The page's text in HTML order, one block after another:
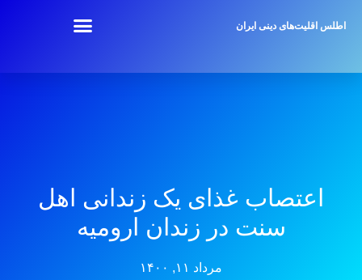
اطلس اقلیت‌های دینی ایران
اعتصاب غذای یک زندانی اهل
سنت در زندان ارومیه
مرداد ۱۱, ۱۴۰۰